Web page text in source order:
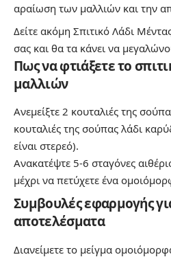
αραίωση των μαλλιών και την
Δείτε ακόμη Σπιτικό Λάδι
σας και θα τα κάνει να
Πως να φτιάξετε το
μαλλιών
Ανεμείξτε 2 κουταλιές της
κουταλιές της σούπας λάδι
είναι στερεό).
Ανακατέψτε 5-6 σταγόνες
μέχρι να πετύχετε ένα
Συμβουλές εφαρμογής
αποτελέσματα
Διανείμετε το μείγμα